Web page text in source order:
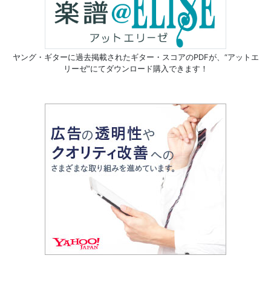
ヤング・ギターに過去掲載されたギター・スコアのPDFが、 “アットエ
リーゼ”にてダウンロード購入できます！